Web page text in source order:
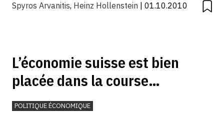
Spyros Arvanitis, Heinz Hollenstein | 01.10.2010
L’économie suisse est bien
placée dans la course
internationale à l’innovation
POLITIQUE ÉCONOMIQUE